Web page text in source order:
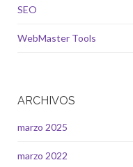
SEO
WebMaster Tools
ARCHIVOS
marzo 2025
marzo 2022